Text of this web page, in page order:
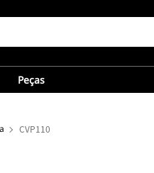
Peças
CVP110